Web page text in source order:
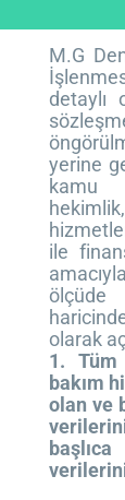
M.G
detaylı
yerine
kamu
ile
ölçüde
olarak
1. Tüm
bakım
olan ve